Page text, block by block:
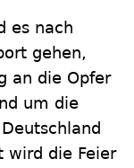
es nach
gehen,
an die Opfer
um die
wird die Feier